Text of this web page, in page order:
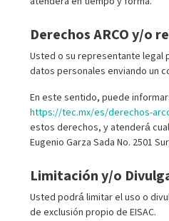
Derechos ARCO y/o
Usted o su representante legal
datos personales enviando un
En este sentido, puede
https://tec.mx/es/derechos-
estos derechos, y atenderá́
Eugenio Garza Sada No. 2501
Limitación y/o
Usted podrá́ limitar el uso o
de exclusión propio de EISAC.